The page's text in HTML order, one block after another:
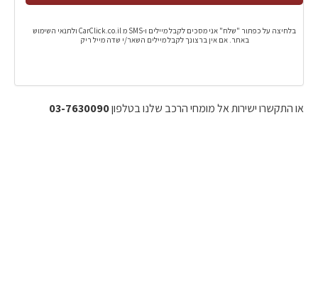
בלחיצה על כפתור "שלח" אני מסכים לקבל מיילים ו-SMS מ CarClick.co.il ולתנאי השימוש
באתר. אם אין ברצונך לקבל מיילים השאר/י שדה מייל ריק
או התקשרו ישירות אל מומחי הרכב שלנו בטלפון03-7630090